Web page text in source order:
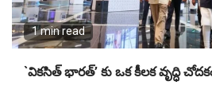
1 min read
`వికసిత్ భారత్’ కు ఒక కీలక వృద్ధి